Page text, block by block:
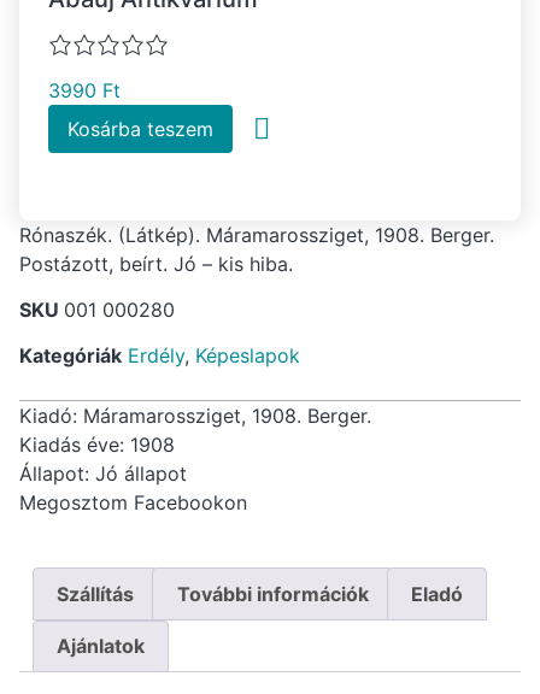
3990 Ft
Kosárba teszem
Rónaszék. (Látkép). Máramarossziget, 1908. Berger.
Postázott, beírt. Jó – kis hiba.
SKU 001 000280
Kategóriák Erdély, Képeslapok
Kiadó: Máramarossziget, 1908. Berger.
Kiadás éve: 1908
Állapot: Jó állapot
Megosztom Facebookon
Szállítás További információk Eladó
Ajánlatok